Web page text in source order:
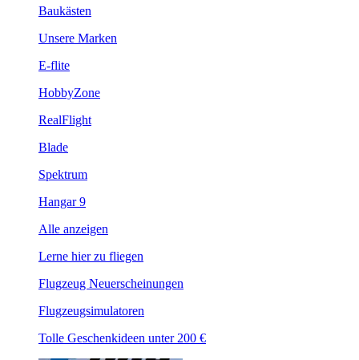
Baukästen
Unsere Marken
E-flite
HobbyZone
RealFlight
Blade
Spektrum
Hangar 9
Alle anzeigen
Lerne hier zu fliegen
Flugzeug Neuerscheinungen
Flugzeugsimulatoren
Tolle Geschenkideen unter 200 €